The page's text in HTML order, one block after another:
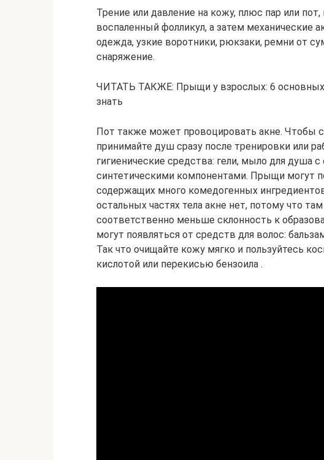
Трение или давление на кожу, плюс пар или
воспаленный фолликул, а затем механические
одежда, узкие воротники, рюкзаки, ремни от
снаряжение.
ЧИТАТЬ ТАКЖЕ: Прыщи у взрослых: 6 основных
знать
Пот также может провоцировать акне. Чтобы
принимайте душ сразу после тренировки или
гигиенические средства: гели, мыло для душа
синтетическими компонентами. Прыщи могут
содержащих много комедогенных
остальных частях тела акне нет, потому что
соответственно меньше склонность к
могут появляться от средств для волос:
Так что очищайте кожу мягко и пользуйтесь
кислотой или перекисью бензоила .